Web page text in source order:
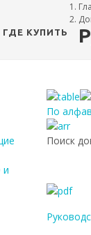
ГДЕ КУПИТЬ
и
По
Поиск